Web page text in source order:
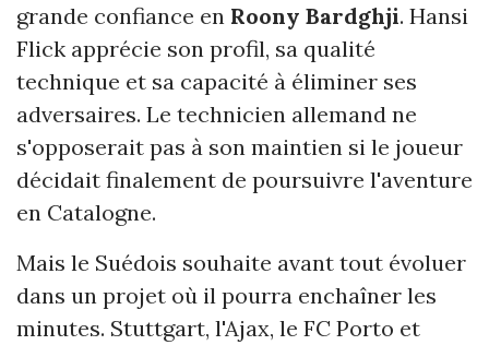
grande confiance en Roony Bardghji. Hansi
Flick apprécie son profil, sa qualité
technique et sa capacité à éliminer ses
adversaires. Le technicien allemand ne
s'opposerait pas à son maintien si le joueur
décidait finalement de poursuivre l'aventure
en Catalogne.
Mais le Suédois souhaite avant tout évoluer
dans un projet où il pourra enchaîner les
minutes. Stuttgart, l'Ajax, le FC Porto et